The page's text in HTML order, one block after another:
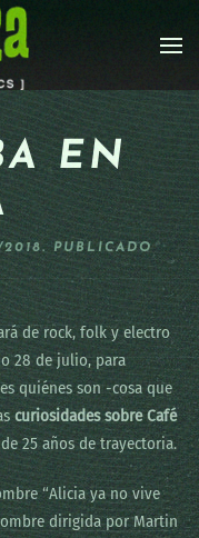
EN
2018. PUBLICADO
de rock, folk y electro
28 de julio, para
quiénes son -cosa que
curiosidades sobre Café
25 años de trayectoria.
“Alicia ya no vive
dirigida por Martin